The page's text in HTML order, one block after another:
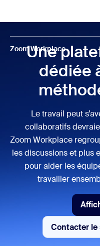
Zoom Workplace
Une
dédiée
Le travail peut
collaboratifs
Zoom Workplace
les discussions et plus
pour aider les
travailler
Contacter le